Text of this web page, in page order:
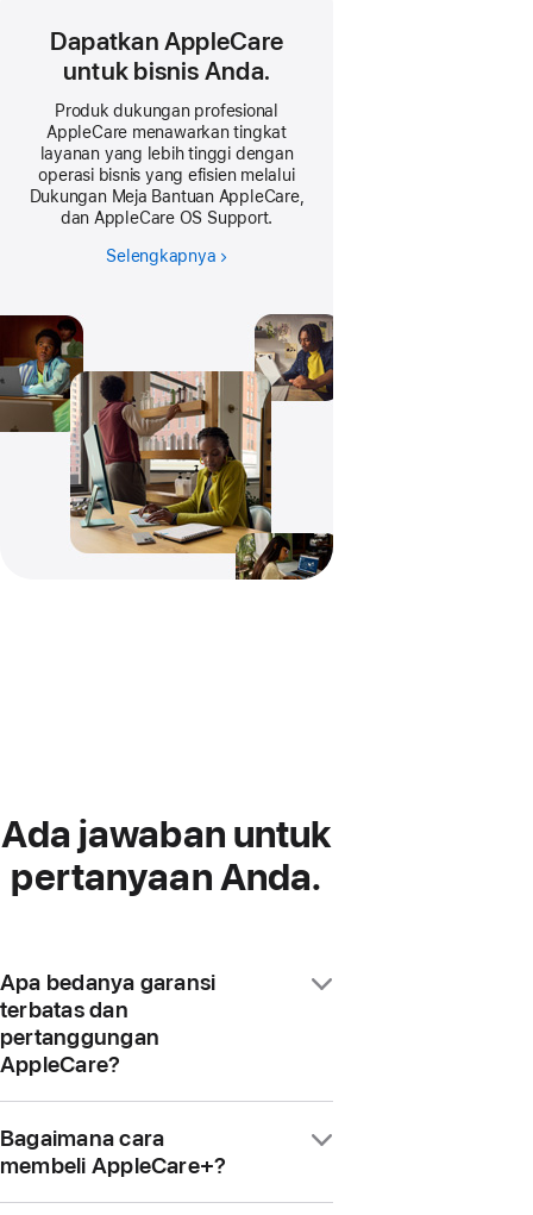
Dapatkan AppleCare
untuk bisnis Anda.
Produk dukungan profesional
AppleCare menawarkan tingkat
layanan yang lebih tinggi dengan
operasi bisnis yang efisien melalui
Dukungan Meja Bantuan AppleCare,
dan AppleCare OS Support.
Selengkapnya
Ada jawaban untuk
pertanyaan Anda.
Apa bedanya garansi
terbatas dan
pertanggungan
AppleCare?
dilengkapi pertanggungan perangkat
keras selama satu tahun melalui
garansi terbatas. Paket AppleCare+
Bagaimana cara
membeli AppleCare+?